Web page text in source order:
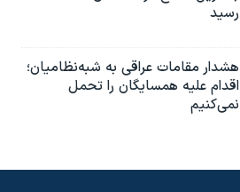
رسید
هشدار مقامات عراقی به شبه‌نظامیان؛
اقدام علیه همسایگان را تحمل
نمی‌کنیم